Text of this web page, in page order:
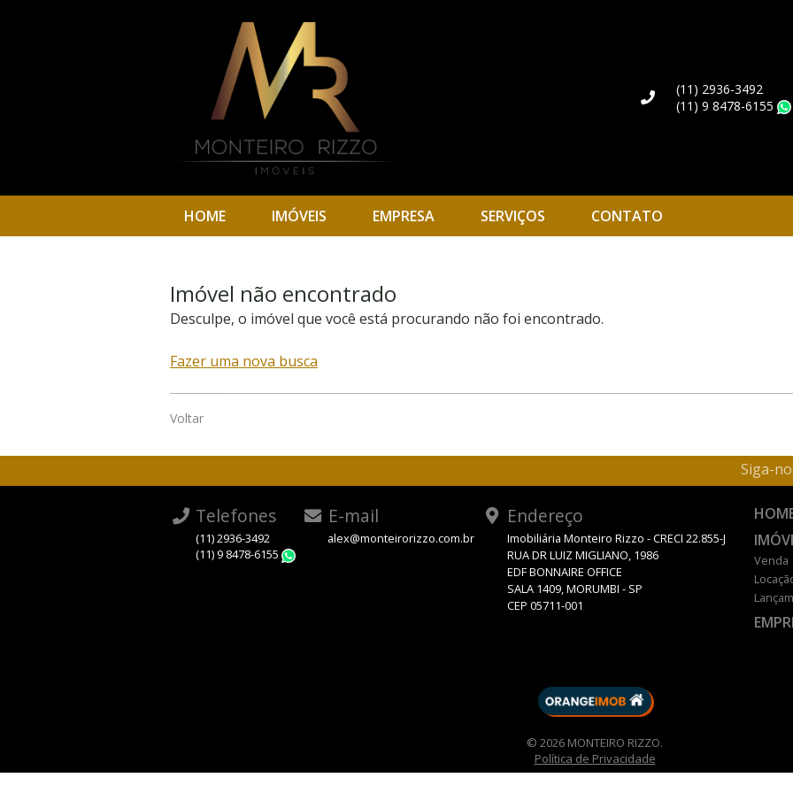
(11) 2936-3492
(11) 9 8478-6155
HOME IMÓVEIS EMPRESA SERVIÇOS CONTATO
Imóvel não encontrado
Desculpe, o imóvel que você está procurando não foi encontrado.
Fazer uma nova busca
Voltar
Siga-
Telefones
(11) 2936-3492
(11) 9 8478-6155
E-mail
alex@monteirorizzo.com.br
Endereço
Imobiliária Monteiro Rizzo - CRECI 22.855-J
RUA DR LUIZ MIGLIANO, 1986
EDF BONNAIRE OFFICE
SALA 1409, MORUMBI - SP
CEP 05711-001
Venda
© 2026 MONTEIRO RIZZO.
Política de Privacidade